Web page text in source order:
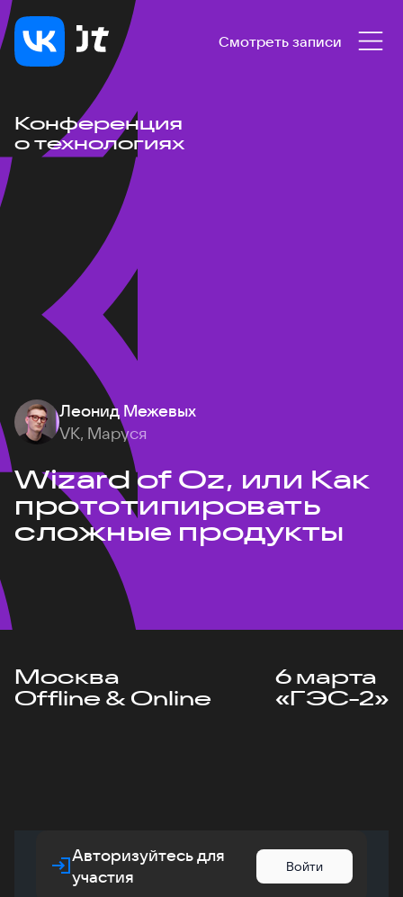
Смотреть записи
Конференция
о технологиях
Леонид Межевых
VK, Маруся
Wizard of Oz, или Как
прототипировать
сложные продукты
Москва
Offline & Online
6 марта
«ГЭС-2»
Авторизуйтесь для
участия
Войти